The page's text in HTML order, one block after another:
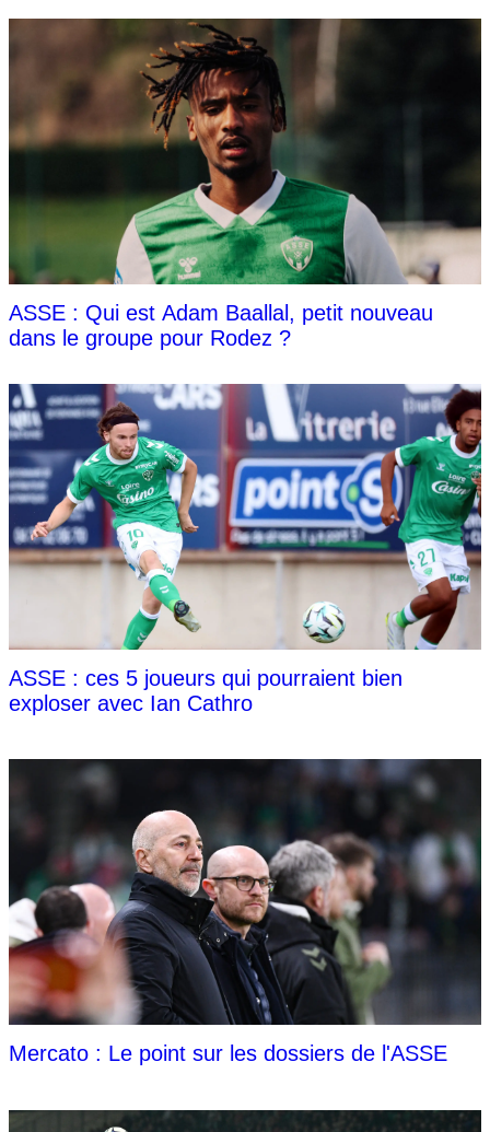
ASSE : Qui est Adam Baallal, petit nouveau
dans le groupe pour Rodez ?
ASSE : ces 5 joueurs qui pourraient bien
exploser avec Ian Cathro
Mercato : Le point sur les dossiers de l'ASSE